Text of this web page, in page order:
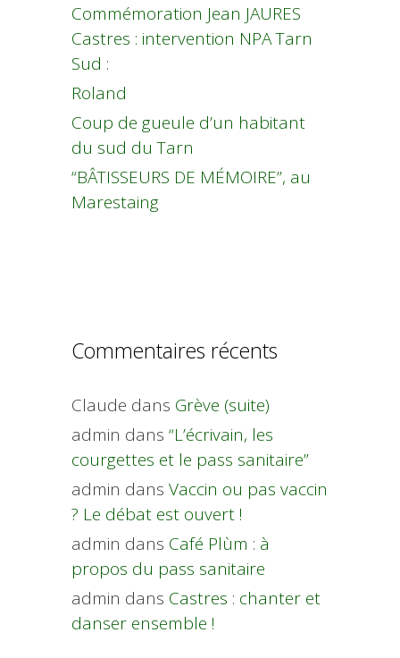
Commémoration Jean JAURES
Castres : intervention NPA Tarn
Sud :
Roland
Coup de gueule d’un habitant
du sud du Tarn
“BÂTISSEURS DE MÉMOIRE”, au
Marestaing
Commentaires récents
Claude dans Grève (suite)
admin dans “L’écrivain, les
courgettes et le pass sanitaire”
admin dans Vaccin ou pas vaccin
? Le débat est ouvert !
admin dans Café Plùm : à
propos du pass sanitaire
admin dans Castres : chanter et
danser ensemble !